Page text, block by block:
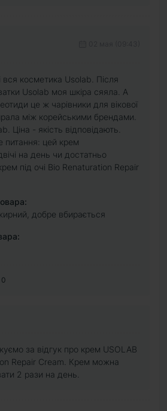
косметика Usolab. Після
Usolab моя шкіра сяяла. А
це ж чарівники для вікової
між корейськими брендами.
Ціна - якість відповідають.
питання: цей крем
на день чи достатньо
під очі Bio Renaturation Repair
добре вбирається
0
за відгук про крем USOLAB
Repair Cream. Крем можна
2 рази на день.